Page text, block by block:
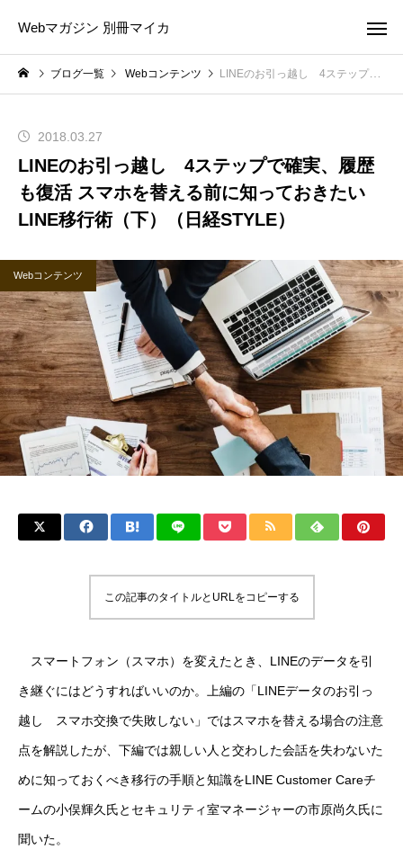
Webマガジン 別冊マイカ
ブログ一覧 Webコンテンツ LINEのお引っ越し 4ステップで確実、履歴も復活 スマホを替える前に知っておきたいLINE移行術（下）（日経STYLE）
2018.03.27
LINEのお引っ越し 4ステップで確実、履歴
も復活 スマホを替える前に知っておきたい
LINE移行術（下）（日経STYLE）
Webコンテンツ
この記事のタイトルとURLをコピーする
スマートフォン（スマホ）を変えたとき、LINEのデータを引
き継ぐにはどうすればいいのか。上編の「LINEデータのお引っ
越し スマホ交換で失敗しない」ではスマホを替える場合の注意
点を解説したが、下編では親しい人と交わした会話を失わないた
めに知っておくべき移行の手順と知識をLINE Customer Careチ
ームの小俣輝久氏とセキュリティ室マネージャーの市原尚久氏に
聞いた。